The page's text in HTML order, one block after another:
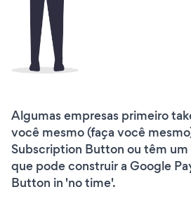
Algumas empresas primeiro
você mesmo (faça você
Subscription Button ou têm um
que pode construir a Google
Button in 'no time'.